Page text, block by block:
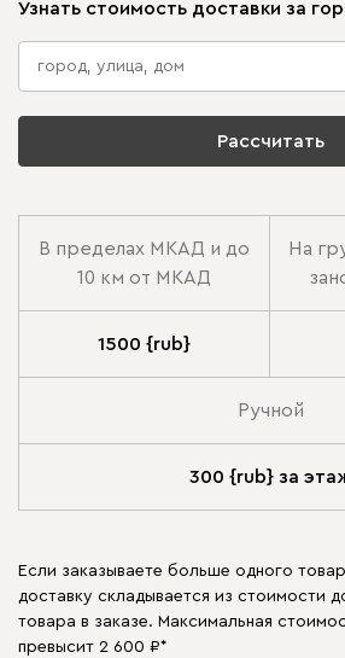
Узнать стоимость доставки за
Рассчитать
В пределах МКАД и до
10 км от МКАД
На
1500 {rub}
Ручной
300 {rub} за
Если заказываете больше одного
доставку складывается из стоимости
товара в заказе. Максимальная
превысит 2 600 ₽*